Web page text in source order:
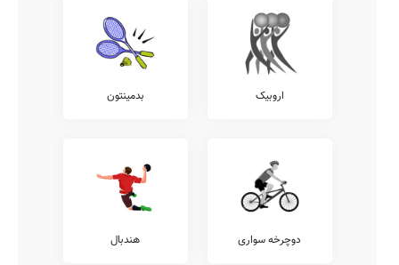
اروبیک بدمینتون
دوچرخه سواری هندبال